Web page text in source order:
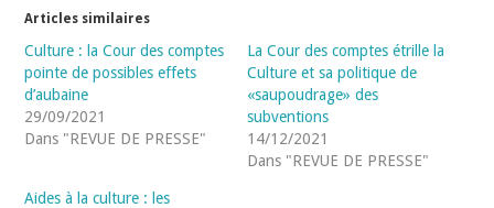
Articles similaires
Culture : la Cour des comptes
pointe de possibles effets
d’aubaine
29/09/2021
Dans "REVUE DE PRESSE"
La Cour des comptes étrille la
Culture et sa politique de
«saupoudrage» des
subventions
14/12/2021
Dans "REVUE DE PRESSE"
Aides à la culture : les